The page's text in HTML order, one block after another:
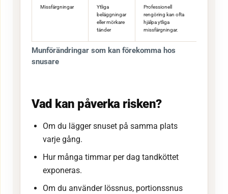
Munförändringar som kan förekomma hos
snusare
Missfärgningar
Ytliga
beläggningar
eller mörkare
tänder
Professionell
rengöring kan ofta
hjälpa ytliga
missfärgningar.
Vad kan påverka risken?
Om du lägger snuset på samma plats
varje gång.
Hur många timmar per dag tandköttet
exponeras.
Om du använder lössnus, portionssnus